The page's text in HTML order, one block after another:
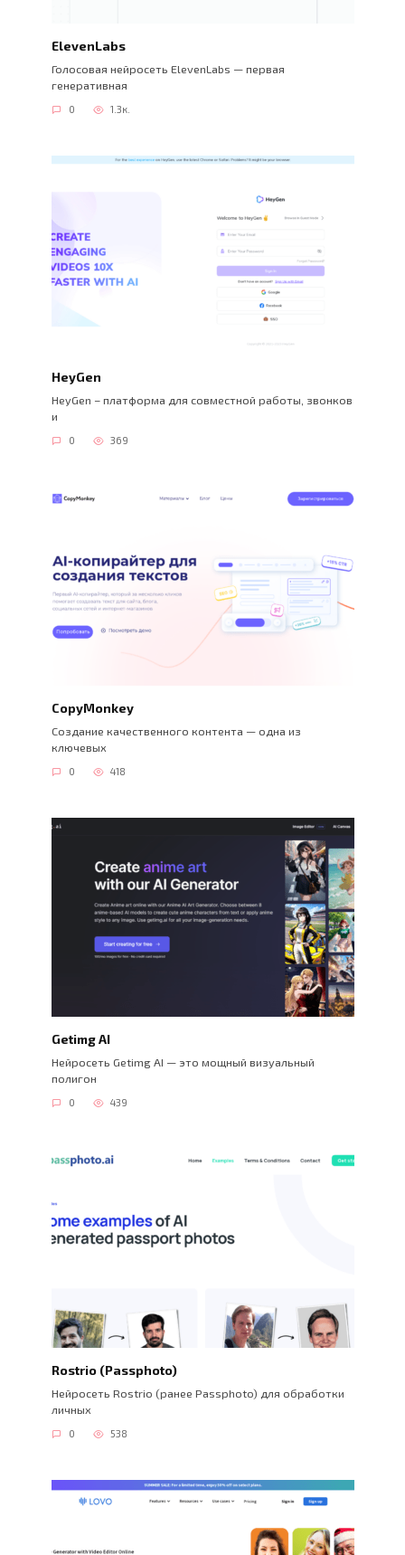
ElevenLabs
Голосовая нейросеть ElevenLabs — первая
генеративная
0 1.3к.
HeyGen
HeyGen – платформа для совместной работы, звонков
и
0 369
CopyMonkey
Создание качественного контента — одна из
ключевых
0 418
Getimg AI
Нейросеть Getimg AI — это мощный визуальный
полигон
0 439
Rostrio (Passphoto)
Нейросеть Rostrio (ранее Passphoto) для обработки
личных
0 538